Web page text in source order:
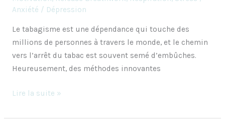
Anxiété / Dépression
Le tabagisme est une dépendance qui touche des
millions de personnes à travers le monde, et le chemin
vers l’arrêt du tabac est souvent semé d’embûches.
Heureusement, des méthodes innovantes
Lire la suite »